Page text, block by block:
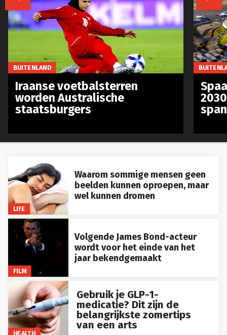
LIFE
Waarom sommige mensen geen
beelden kunnen oproepen, maar
wel kunnen dromen
FILM
Volgende James Bond-acteur
wordt voor het einde van het
jaar bekendgemaakt
HEALTH
Gebruik je GLP-1-
medicatie? Dit zijn de
belangrijkste zomertips
van een arts
BUITENLAND
Iraanse voetbalsterren
worden Australische
staatsburgers